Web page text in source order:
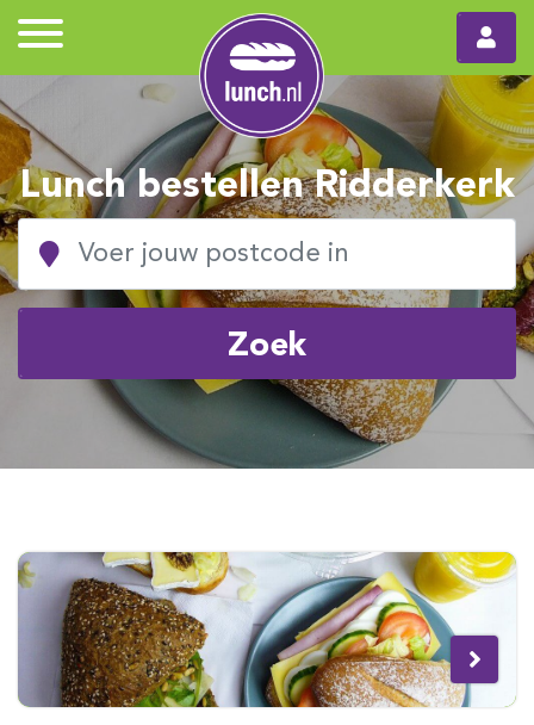
Lunch bestellen Ridderkerk
Zoek